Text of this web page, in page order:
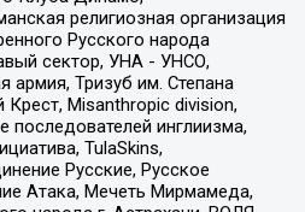
религиозная организация
Русского народа
сектор, УНА - УНСО,
армия, Тризуб им. Степана
Misanthropic division,
последователей инглиизма,
TulaSkins,
Русские, Русское
Атака, Мечеть Мирмамеда,